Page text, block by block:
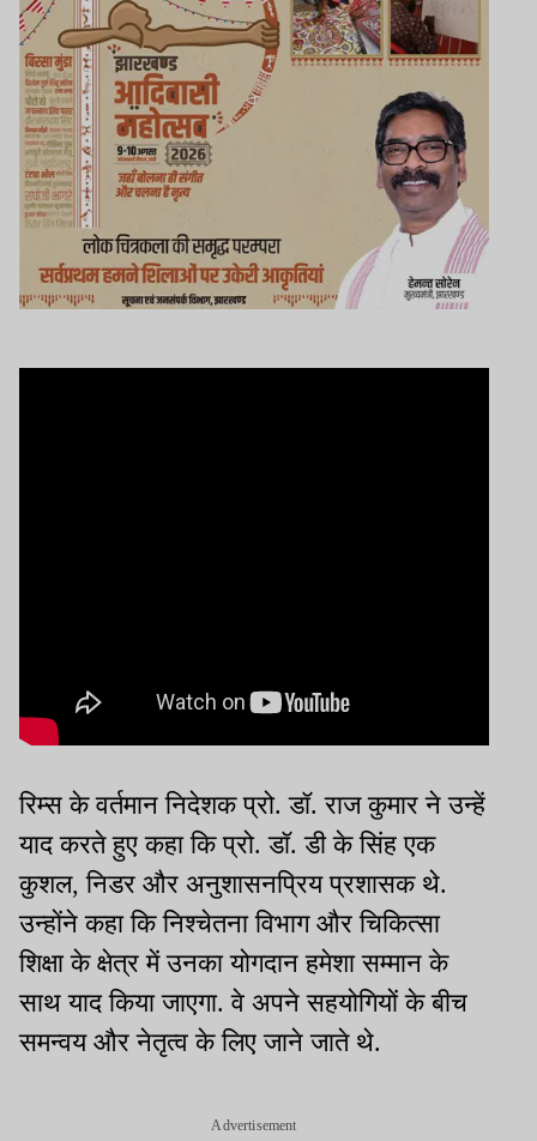
रिम्स के वर्तमान निदेशक प्रो. डॉ. राज कुमार ने उन्हें
याद करते हुए कहा कि प्रो. डॉ. डी के सिंह एक
कुशल, निडर और अनुशासनप्रिय प्रशासक थे.
उन्होंने कहा कि निश्चेतना विभाग और चिकित्सा
शिक्षा के क्षेत्र में उनका योगदान हमेशा सम्मान के
साथ याद किया जाएगा. वे अपने सहयोगियों के बीच
समन्वय और नेतृत्व के लिए जाने जाते थे.
Advertisement